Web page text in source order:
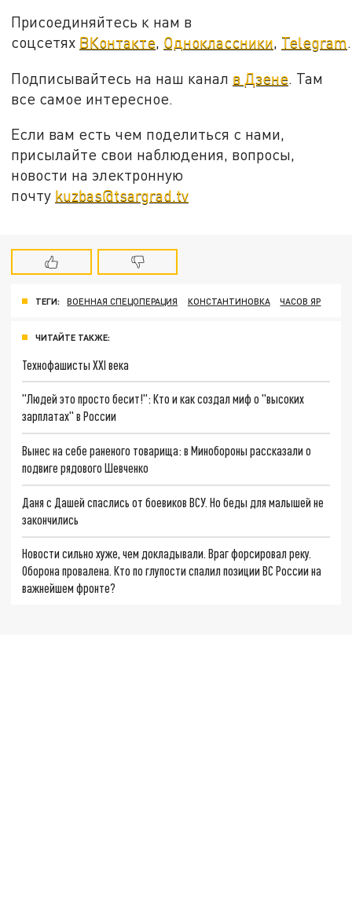
Присоединяйтесь к нам в
соцсетях ВКонтакте, Одноклассники, Telegram.
Подписывайтесь на наш канал в Дзене . Там
все самое интересное.
Если вам есть чем поделиться с нами,
присылайте свои наблюдения, вопросы,
новости на электронную
почту kuzbas@tsargrad.tv
ТЕГИ: ВОЕННАЯ СПЕЦОПЕРАЦИЯ КОНСТАНТИНОВКА ЧАСОВ ЯР
ЧИТАЙТЕ ТАКЖЕ:
Технофашисты XXI века
"Людей это просто бесит!": Кто и как создал миф о "высоких
зарплатах" в России
Вынес на себе раненого товарища: в Минобороны рассказали о
подвиге рядового Шевченко
Даня с Дашей спаслись от боевиков ВСУ. Но беды для малышей не
закончились
Новости сильно хуже, чем докладывали. Враг форсировал реку.
Оборона провалена. Кто по глупости спалил позиции ВС России на
важнейшем фронте?